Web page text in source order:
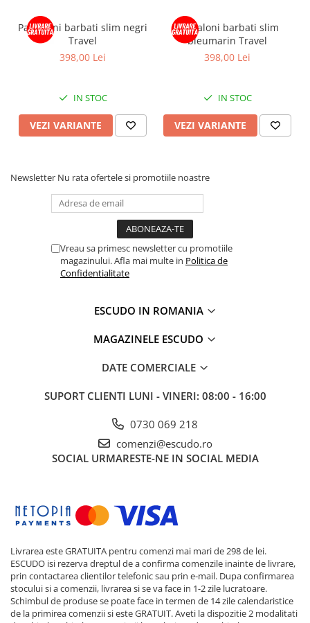
Pantaloni barbati slim negri
Travel
398,00 Lei
IN STOC
VEZI VARIANTE
Pantaloni barbati slim
bleumarin Travel
398,00 Lei
IN STOC
VEZI VARIANTE
Newsletter Nu rata ofertele si promotiile noastre
Vreau sa primesc newsletter cu promotiile
magazinului. Afla mai multe in Politica de
Confidentialitate
ESCUDO IN ROMANIA
MAGAZINELE ESCUDO
DATE COMERCIALE
SUPORT CLIENTI LUNI - VINERI: 08:00 - 16:00
0730 069 218
comenzi@escudo.ro
SOCIAL URMARESTE-NE IN SOCIAL MEDIA
Livrarea este GRATUITA pentru comenzi mai mari de 298 de lei.
ESCUDO isi rezerva dreptul de a confirma comenzile inainte de livrare,
prin contactarea clientilor telefonic sau prin e-mail. Dupa confirmarea
stocului si a comenzii, livrarea si se va face in 1-2 zile lucratoare.
Schimbul de produse se poate face in termen de 14 zile calendaristice
de la primirea comenzii si este GRATUIT. Aveti la dispozitie 2 modalitati